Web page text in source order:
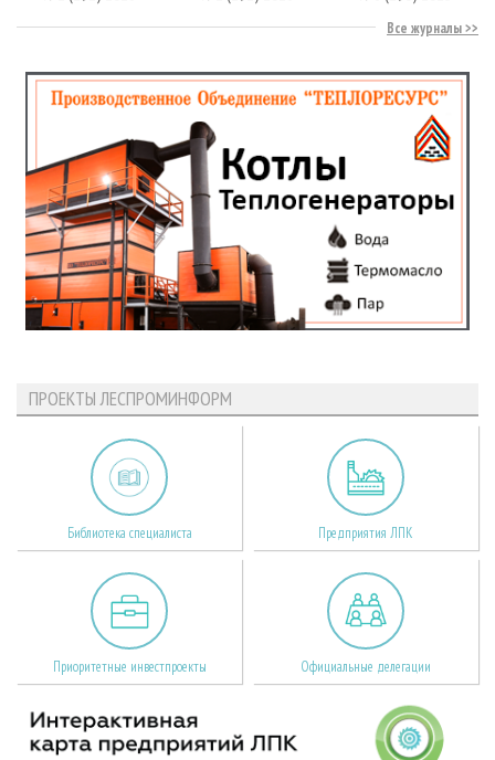
Все журналы
ПРОЕКТЫ ЛЕСПРОМИНФОРМ
Библиотека специалиста Предприятия ЛПК
Приоритетные инвестпроекты Официальные делегации